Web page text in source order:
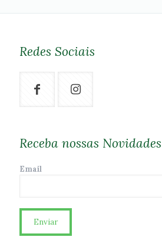
Redes Sociais
Receba nossas Novidades
Email